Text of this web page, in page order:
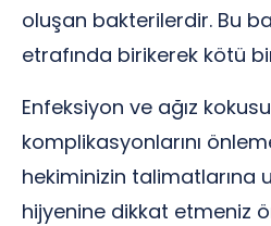
oluşan bakterilerdir. Bu
etrafında birikerek kötü
Enfeksiyon ve ağız
komplikasyonlarını
hekiminizin talimatlarına
hijyenine dikkat etmeniz